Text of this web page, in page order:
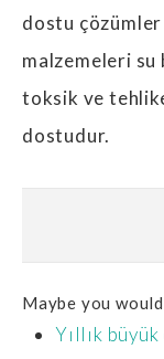
dostu çözümler
malzemeleri su
toksik ve
dostudur.
Maybe you
Yıllık